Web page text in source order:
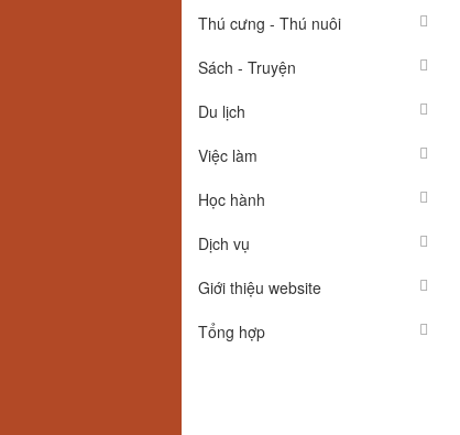
Thú cưng - Thú nuôi
Sách - Truyện
Du lịch
Việc làm
Học hành
Dịch vụ
Giới thiệu website
Tổng hợp